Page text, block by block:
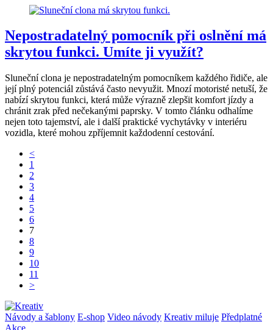
Nepostradatelný pomocník při oslnění má
skrytou funkci. Umíte ji využít?
Sluneční clona je nepostradatelným pomocníkem každého řidiče, ale
její plný potenciál zůstává často nevyužit. Mnozí motoristé netuší, že
nabízí skrytou funkci, která může výrazně zlepšit komfort jízdy a
chránit zrak před nečekanými paprsky. V tomto článku odhalíme
nejen toto tajemství, ale i další praktické vychytávky v interiéru
vozidla, které mohou zpříjemnit každodenní cestování.
<
1
2
3
4
5
6
7
8
9
10
11
>
Návody a šablony E-shop Video návody Kreativ miluje Předplatné